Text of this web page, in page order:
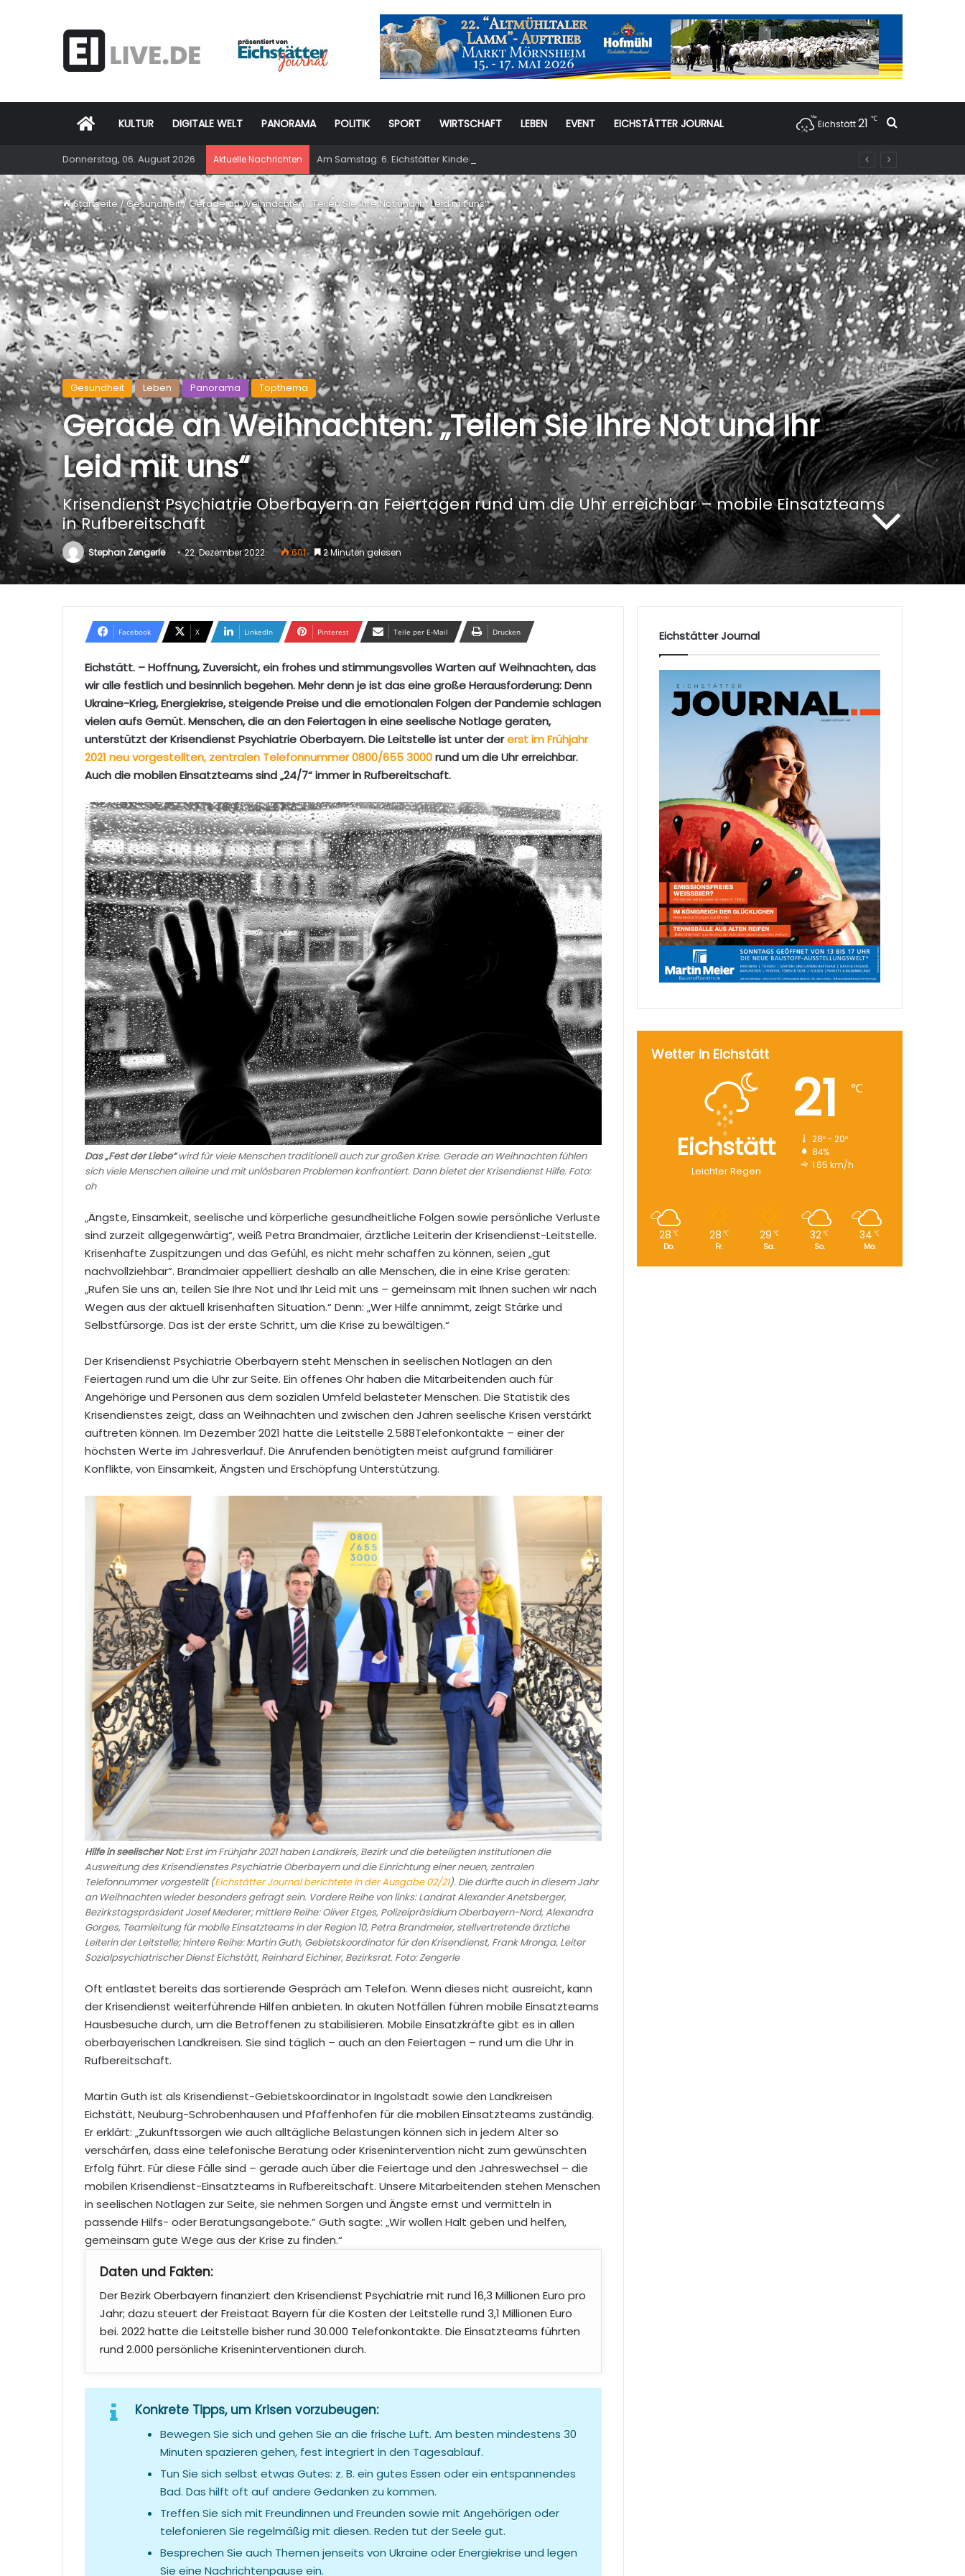
Startseite
KULTUR DIGITALE WELT PANORAMA POLITIK SPORT WIRTSCHAFT LEBEN EVENT EICHSTÄTTER JOURNAL Eichstätt21 ℃ Suchen
Donnerstag, 06. August 2026 Aktuelle Nachrichten Am Samstag: 6. Eichstätter Kinder- und Jugendtag – für ganze Familie
Startseite/Gesundheit/Gerade an Weihnachten: „Teilen Sie Ihre Not und Ihr Leid mit uns“
Gesundheit Leben Panorama Topthema
Gerade an Weihnachten: „Teilen Sie Ihre Not und Ihr
Leid mit uns“
Krisendienst Psychiatrie Oberbayern an Feiertagen rund um die Uhr erreichbar – mobile Einsatzteams
in Rufbereitschaft
Stephan Zengerle 22. Dezember 2022 601 2 Minuten gelesen
Facebook X LinkedIn Pinterest Teile per E-Mail Drucken
Eichstätt. – Hoffnung, Zuversicht, ein frohes und stimmungsvolles Warten auf Weihnachten, das
wir alle festlich und besinnlich begehen. Mehr denn je ist das eine große Herausforderung: Denn
Ukraine-Krieg, Energiekrise, steigende Preise und die emotionalen Folgen der Pandemie schlagen
vielen aufs Gemüt. Menschen, die an den Feiertagen in eine seelische Notlage geraten,
unterstützt der Krisendienst Psychiatrie Oberbayern. Die Leitstelle ist unter dererst im Frühjahr
2021 neu vorgestellten, zentralen Telefonnummer 0800/655 3000rund um die Uhr erreichbar.
Auch die mobilen Einsatzteams sind „24/7“ immer in Rufbereitschaft.
Das „Fest der Liebe“wird für viele Menschen traditionell auch zur großen Krise. Gerade an Weihnachten fühlen
sich viele Menschen alleine und mit unlösbaren Problemen konfrontiert. Dann bietet der Krisendienst Hilfe. Foto:
oh
„Ängste, Einsamkeit, seelische und körperliche gesundheitliche Folgen sowie persönliche Verluste
sind zurzeit allgegenwärtig“, weiß Petra Brandmaier, ärztliche Leiterin der Krisendienst-Leitstelle.
Krisenhafte Zuspitzungen und das Gefühl, es nicht mehr schaffen zu können, seien „gut
nachvollziehbar“. Brandmaier appelliert deshalb an alle Menschen, die in eine Krise geraten:
„Rufen Sie uns an, teilen Sie Ihre Not und Ihr Leid mit uns – gemeinsam mit Ihnen suchen wir nach
Wegen aus der aktuell krisenhaften Situation.“ Denn: „Wer Hilfe annimmt, zeigt Stärke und
Selbstfürsorge. Das ist der erste Schritt, um die Krise zu bewältigen.“
Der Krisendienst Psychiatrie Oberbayern steht Menschen in seelischen Notlagen an den
Feiertagen rund um die Uhr zur Seite. Ein offenes Ohr haben die Mitarbeitenden auch für
Angehörige und Personen aus dem sozialen Umfeld belasteter Menschen. Die Statistik des
Krisendienstes zeigt, dass an Weihnachten und zwischen den Jahren seelische Krisen verstärkt
auftreten können. Im Dezember 2021 hatte die Leitstelle 2.588Telefonkontakte – einer der
höchsten Werte im Jahresverlauf. Die Anrufenden benötigten meist aufgrund familiärer
Konflikte, von Einsamkeit, Ängsten und Erschöpfung Unterstützung.
Hilfe in seelischer Not:Erst im Frühjahr 2021 haben Landkreis, Bezirk und die beteiligten Institutionen die
Ausweitung des Krisendienstes Psychiatrie Oberbayern und die Einrichtung einer neuen, zentralen
Telefonnummer vorgestellt (Eichstätter Journal berichtete in der Ausgabe 02/21). Die dürfte auch in diesem Jahr
an Weihnachten wieder besonders gefragt sein. Vordere Reihe von links: Landrat Alexander Anetsberger,
Bezirkstagspräsident Josef Mederer; mittlere Reihe: Oliver Etges, Polizeipräsidium Oberbayern-Nord, Alexandra
Gorges, Teamleitung für mobile Einsatzteams in der Region 10, Petra Brandmeier, stellvertretende ärztiche
Leiterin der Leitstelle; hintere Reihe: Martin Guth, Gebietskoordinator für den Krisendienst, Frank Mronga, Leiter
Sozialpsychiatrischer Dienst Eichstätt, Reinhard Eichiner, Bezirksrat. Foto: Zengerle
Oft entlastet bereits das sortierende Gespräch am Telefon. Wenn dieses nicht ausreicht, kann
der Krisendienst weiterführende Hilfen anbieten. In akuten Notfällen führen mobile Einsatzteams
Hausbesuche durch, um die Betroffenen zu stabilisieren. Mobile Einsatzkräfte gibt es in allen
oberbayerischen Landkreisen. Sie sind täglich – auch an den Feiertagen – rund um die Uhr in
Rufbereitschaft.
Martin Guth ist als Krisendienst-Gebietskoordinator in Ingolstadt sowie den Landkreisen
Eichstätt, Neuburg-Schrobenhausen und Pfaffenhofen für die mobilen Einsatzteams zuständig.
Er erklärt: „Zukunftssorgen wie auch alltägliche Belastungen können sich in jedem Alter so
verschärfen, dass eine telefonische Beratung oder Krisenintervention nicht zum gewünschten
Erfolg führt. Für diese Fälle sind – gerade auch über die Feiertage und den Jahreswechsel – die
mobilen Krisendienst-Einsatzteams in Rufbereitschaft. Unsere Mitarbeitenden stehen Menschen
in seelischen Notlagen zur Seite, sie nehmen Sorgen und Ängste ernst und vermitteln in
passende Hilfs- oder Beratungsangebote.” Guth sagte: „Wir wollen Halt geben und helfen,
gemeinsam gute Wege aus der Krise zu finden.“
Daten und Fakten:
Der Bezirk Oberbayern finanziert den Krisendienst Psychiatrie mit rund 16,3 Millionen Euro pro
Jahr; dazu steuert der Freistaat Bayern für die Kosten der Leitstelle rund 3,1 Millionen Euro
bei. 2022 hatte die Leitstelle bisher rund 30.000 Telefonkontakte. Die Einsatzteams führten
rund 2.000 persönliche Kriseninterventionen durch.
Konkrete Tipps, um Krisen vorzubeugen:
Bewegen Sie sich und gehen Sie an die frische Luft. Am besten mindestens 30
Minuten spazieren gehen, fest integriert in den Tagesablauf.
Tun Sie sich selbst etwas Gutes: z. B. ein gutes Essen oder ein entspannendes
Bad. Das hilft oft auf andere Gedanken zu kommen.
Treffen Sie sich mit Freundinnen und Freunden sowie mit Angehörigen oder
telefonieren Sie regelmäßig mit diesen. Reden tut der Seele gut.
Besprechen Sie auch Themen jenseits von Ukraine oder Energiekrise und legen
Sie eine Nachrichtenpause ein.
Eichstätter Journal
Wetter in Eichstätt
Eichstätt
Leichter Regen
21 ℃
28º - 20º
84%
1.65 km/h
28 ℃
Do.
28 ℃
Fr.
29 ℃
Sa.
32℃
So.
34 ℃
Mo.